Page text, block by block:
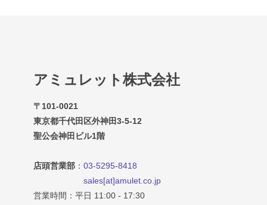
アミュレット株式会社
〒101-0021
東京都千代田区外神田3-5-12
聖公会神田ビル1階
店頭営業部 ： 03-5295-8418
sales[at]amulet.co.jp
営業時間：平日 11:00 - 17:30